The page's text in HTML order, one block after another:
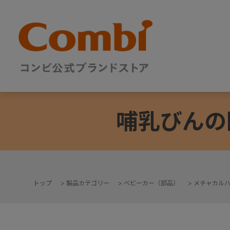
哺乳びん
トップ > 製品カテゴリー > ベビーカー（部品） > メチャカル